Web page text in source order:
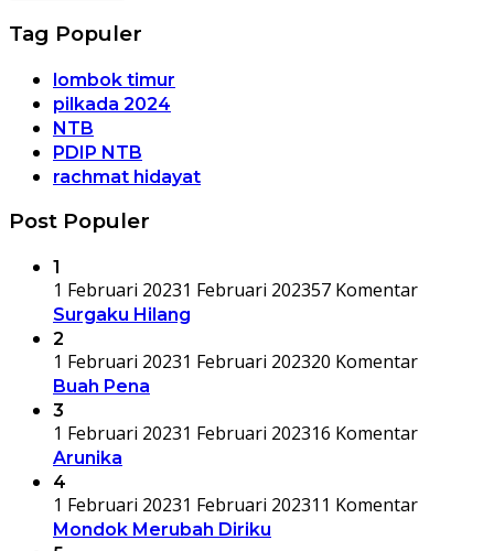
Tag Populer
lombok timur
pilkada 2024
NTB
PDIP NTB
rachmat hidayat
Post Populer
1
1 Februari 20231 Februari 202357 Komentar
Surgaku Hilang
2
1 Februari 20231 Februari 202320 Komentar
Buah Pena
3
1 Februari 20231 Februari 202316 Komentar
Arunika
4
1 Februari 20231 Februari 202311 Komentar
Mondok Merubah Diriku